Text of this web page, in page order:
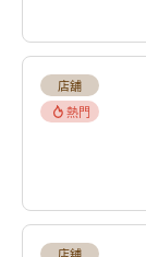
店舖
熱門